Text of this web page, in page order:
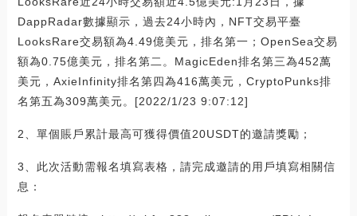
DappRadar數據顯示，過去24小時內，NFT交易平臺
LooksRare交易額為4.49億美元，排名第一；OpenSea交易
額為0.75億美元，排名第二。MagicEden排名第三為452萬
美元，AxieInfinity排名第四為416萬美元，CryptoPunks排
名第五為309萬美元。[2022/1/23 9:07:12]
2、單個賬戶累計最高可獲得價值20USDT的邀請獎勵；
3、此次活動需報名填寫表格，請完成邀請的用戶填寫相關信
息：